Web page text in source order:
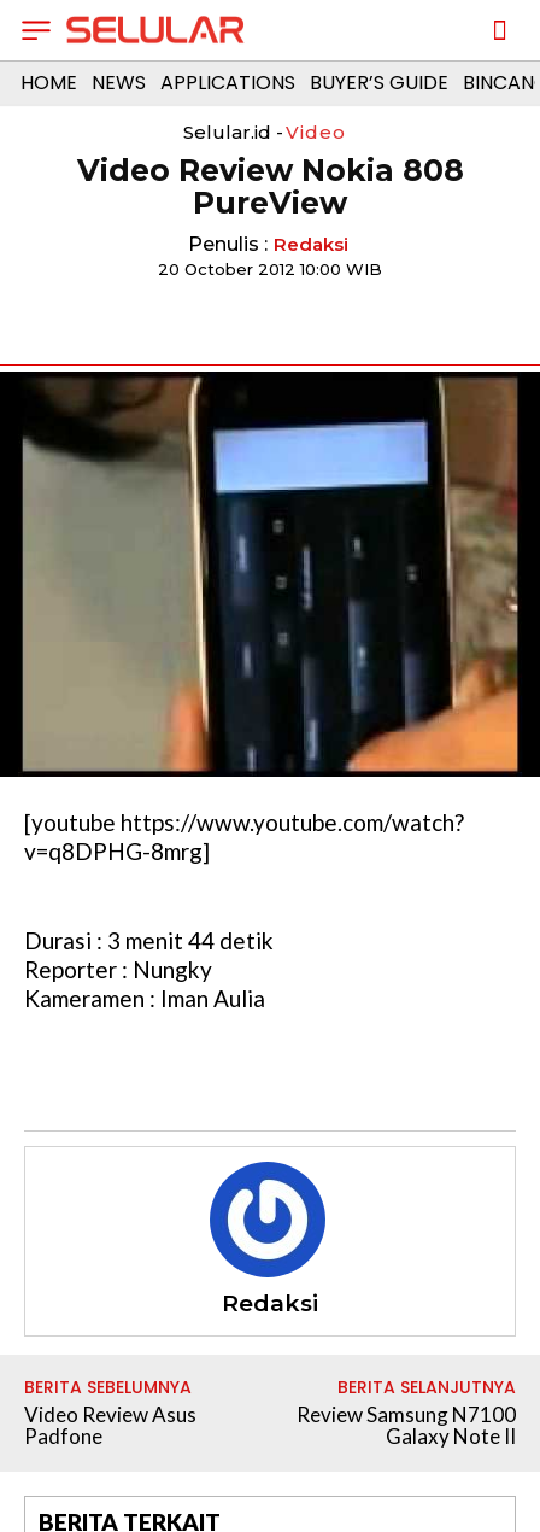
HOME NEWS APPLICATIONS BUYER’S GUIDE
Selular.id -Video
Video Review Nokia 808
PureView
Penulis : Redaksi
20 October 2012 10:00 WIB
[youtube https://www.youtube.com/watch?
v=q8DPHG-8mrg]
Durasi : 3 menit 44 detik
Reporter : Nungky
Kameramen : Iman Aulia
Redaksi
BERITA SEBELUMNYA
Video Review Asus
Padfone
BERITA SELANJUTNYA
Review Samsung N7100
Galaxy Note II
BERITA TERKAIT